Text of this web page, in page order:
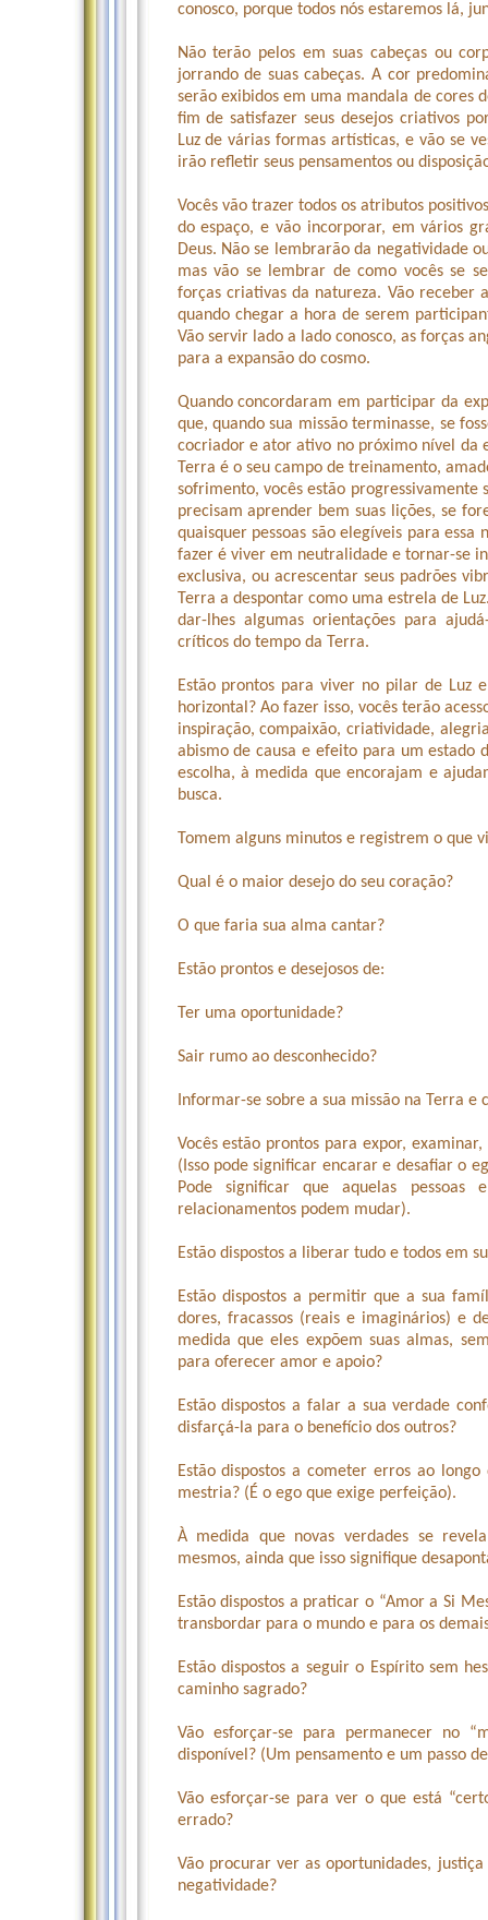
conosco, porque todos nós estaremos lá,
Não terão pelos em suas cabeças ou
jorrando de suas cabeças. A cor
serão exibidos em uma mandala de cores
fim de satisfazer seus desejos criativos
Luz de várias formas artísticas, e vão se
irão refletir seus pensamentos ou
Vocês vão trazer todos os atributos
do espaço, e vão incorporar, em vários
Deus. Não se lembrarão da negatividade
mas vão se lembrar de como vocês se
forças criativas da natureza. Vão receber
quando chegar a hora de serem
Vão servir lado a lado conosco, as forças
para a expansão do cosmo.
Quando concordaram em participar da
que, quando sua missão terminasse, se
cocriador e ator ativo no próximo nível da
Terra é o seu campo de treinamento,
sofrimento, vocês estão
precisam aprender bem suas lições, se
quaisquer pessoas são elegíveis para
fazer é viver em neutralidade e tornar-se
exclusiva, ou acrescentar seus padrões
Terra a despontar como uma estrela de
dar-lhes algumas orientações para
críticos do tempo da Terra.
Estão prontos para viver no pilar de Luz
horizontal? Ao fazer isso, vocês terão
inspiração, compaixão, criatividade,
abismo de causa e efeito para um estado
escolha, à medida que encorajam e
busca.
Tomem alguns minutos e registrem o que
Qual é o maior desejo do seu coração?
O que faria sua alma cantar?
Estão prontos e desejosos de:
Ter uma oportunidade?
Sair rumo ao desconhecido?
Informar-se sobre a sua missão na Terra e
Vocês estão prontos para expor,
(Isso pode significar encarar e desafiar o
Pode significar que aquelas
relacionamentos podem mudar).
Estão dispostos a liberar tudo e todos em
Estão dispostos a permitir que a sua
dores, fracassos (reais e imaginários) e
medida que eles expõem suas almas,
para oferecer amor e apoio?
Estão dispostos a falar a sua verdade
disfarçá-la para o benefício dos outros?
Estão dispostos a cometer erros ao
mestria? (É o ego que exige perfeição).
À medida que novas verdades se
mesmos, ainda que isso signifique
Estão dispostos a praticar o “Amor a Si
transbordar para o mundo e para os
Estão dispostos a seguir o Espírito sem
caminho sagrado?
Vão esforçar-se para permanecer no
disponível? (Um pensamento e um passo
Vão esforçar-se para ver o que está
errado?
Vão procurar ver as oportunidades,
negatividade?